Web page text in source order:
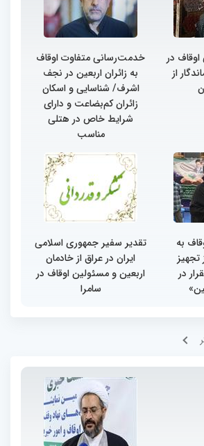
در
از
خدمت‌رسانی متفاوت اوقاف
به زائران اربعین در نجف
اشرف/ شناسایی و اسکان
زائران کم‌بضاعت و دارای
شرایط خاص در هتلی
مناسب
به
تجهیز
در
تقدیر سفیر جمهوری اسلامی
ایران در عراق از خادمان
اربعین و مسئولین اوقاف در
سامرا